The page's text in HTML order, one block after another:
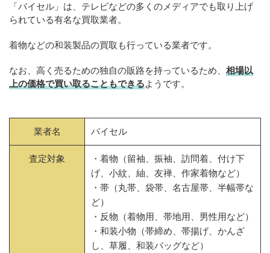
「バイセル」は、テレビなどの多くのメディアでも取り上げ
られている有名な買取業者。
着物などの和装製品の買取も行っている業者です。
なお、高く売るための独自の販路を持っているため、 相場以
上の価格で買い取ることもできるようです。
業者名 バイセル
査定対象
・着物（留袖、振袖、訪問着、付け下
げ、小紋、紬、友禅、作家着物など）
・帯（丸帯、袋帯、名古屋帯、半幅帯な
ど）
・反物（着物用、帯地用、男性用など）
・和装小物（帯締め、帯揚げ、かんざ
し、草履、和装バッグなど）